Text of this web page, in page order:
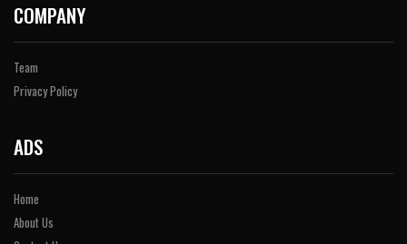
COMPANY
Team
Privacy Policy
ADS
Home
About Us